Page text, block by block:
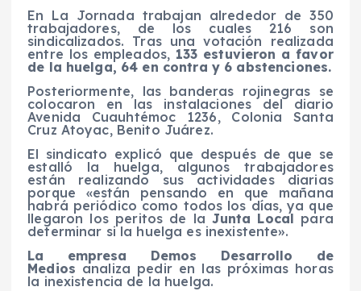
En La Jornada trabajan alrededor de 350
trabajadores, de los cuales 216 son
sindicalizados. Tras una votación realizada
entre los empleados, 133 estuvieron a favor
de la huelga, 64 en contra y 6 abstenciones.
Posteriormente, las banderas rojinegras se
colocaron en las instalaciones del diario
Avenida Cuauhtémoc 1236, Colonia Santa
Cruz Atoyac, Benito Juárez.
El sindicato explicó que después de que se
estalló la huelga, algunos trabajadores
están realizando sus actividades diarias
porque «están pensando en que mañana
habrá periódico como todos los días, ya que
llegaron los peritos de laJunta Local para
determinar si la huelga es inexistente».
La empresa Demos Desarrollo de
Medios analiza pedir en las próximas horas
la inexistencia de la huelga.